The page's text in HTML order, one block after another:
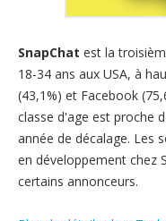
SnapChat est la
18-34 ans aux USA, à
(43,1%) et Facebook
classe d'age est proche
année de décalage. Les
en développement chez
certains annonceurs.